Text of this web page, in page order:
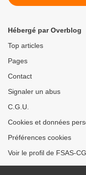
PROPOS DES
2022 DANS LA
PUBLIQUE
Hébergé par Overblog
Top articles
Pages
Contact
Signaler un abus
C.G.U.
Cookies et données
Préférences cookies
Voir le profil de FSAS-